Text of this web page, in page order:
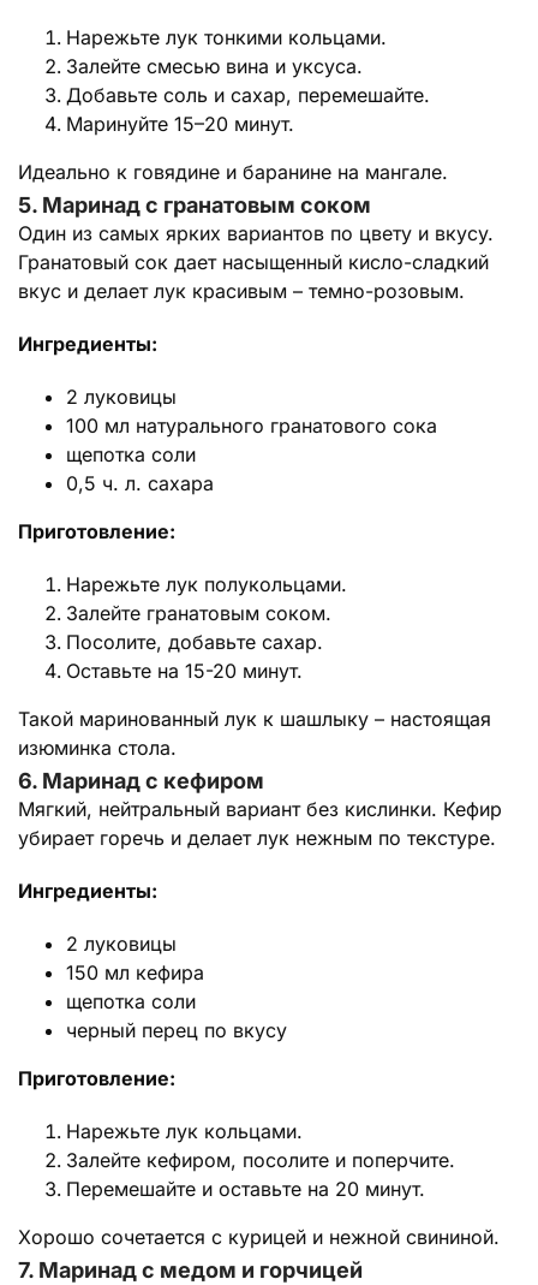
Нарежьте лук тонкими кольцами.
Залейте смесью вина и уксуса.
Добавьте соль и сахар, перемешайте.
Маринуйте 15–20 минут.
Идеально к говядине и баранине на мангале.
5. Маринад с гранатовым соком
Один из самых ярких вариантов по цвету и вкусу.
Гранатовый сок дает насыщенный кисло-сладкий
вкус и делает лук красивым – темно-розовым.
Ингредиенты:
2 луковицы
100 мл натурального гранатового сока
щепотка соли
0,5 ч. л. сахара
Приготовление:
Нарежьте лук полукольцами.
Залейте гранатовым соком.
Посолите, добавьте сахар.
Оставьте на 15-20 минут.
Такой маринованный лук к шашлыку – настоящая
изюминка стола.
6. Маринад с кефиром
Мягкий, нейтральный вариант без кислинки. Кефир
убирает горечь и делает лук нежным по текстуре.
Ингредиенты:
2 луковицы
150 мл кефира
щепотка соли
черный перец по вкусу
Приготовление:
Нарежьте лук кольцами.
Залейте кефиром, посолите и поперчите.
Перемешайте и оставьте на 20 минут.
Хорошо сочетается с курицей и нежной свининой.
7. Маринад с медом и горчицей